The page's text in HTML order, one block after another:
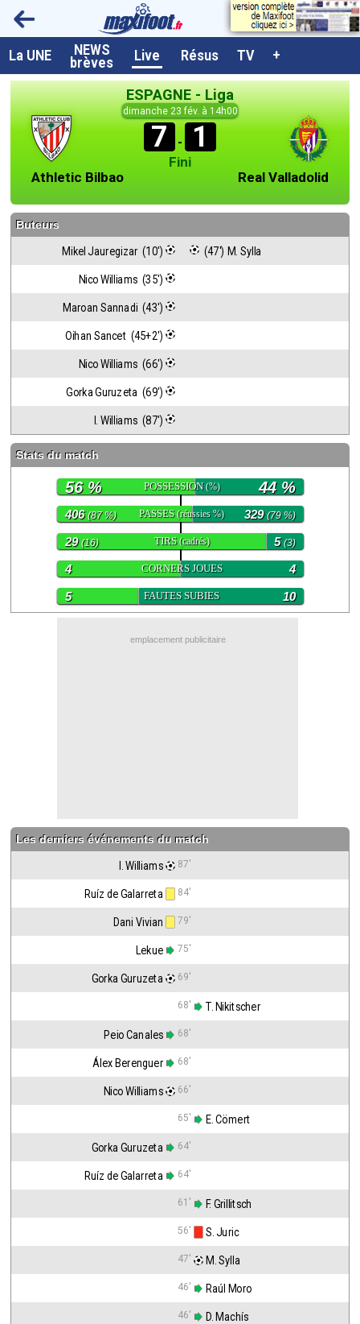
La UNE NEWS
brèves Live Résus TV +
ESPAGNE - Liga
dimanche 23 fév. à 14h00
7 - 1
Fini
Athletic Bilbao
Real Valladolid
Buteurs
Mikel Jauregizar  (10') (47') M. Sylla
Nico Williams  (35')
Maroan Sannadi  (43')
Oihan Sancet  (45+2')
Nico Williams  (66')
Gorka Guruzeta  (69')
I. Williams  (87')
Stats du match
POSSESSION(%)
56 % 44 %
PASSES(réussies %)
406(87 %) 329(79 %)
TIRS(cadrés)
29(16) 5(3)
CORNERS JOUES
4 4
FAUTES SUBIES
5 10
emplacement publicitaire
Les derniers événements du match
I. Williams 87'
Ruíz de Galarreta 84'
Dani Vivian 79'
Lekue 75'
Gorka Guruzeta 69'
68' T. Nikitscher
Peio Canales 68'
Álex Berenguer 68'
Nico Williams 66'
65' E. Cömert
Gorka Guruzeta 64'
Ruíz de Galarreta 64'
61' F. Grillitsch
56' S. Juric
47' M. Sylla
46' Raúl Moro
46' D. Machís
A la UNE
Dernières brèves
Live / Matchs en direct
Résultats et Classements
Class. buteurs européens
Programme TV foot
Vidéos
Tableau transferts L1
Taille de la police
Paramètrages / Options
Contact / Signaler un bug
Recrutement Maxifoot
Mentions légales
site web Maxifoot.fr